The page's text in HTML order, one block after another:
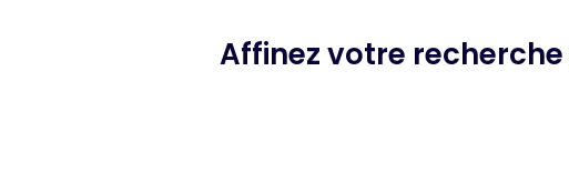
Affinez votre recherche